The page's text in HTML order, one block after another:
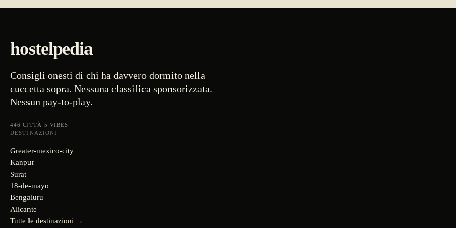
hostelpedia
Consigli onesti di chi ha davvero dormito nella
cuccetta sopra. Nessuna classifica sponsorizzata.
Nessun pay-to-play.
446 CITTÀ ·5 VIBES
DESTINAZIONI
Greater-mexico-city
Kanpur
Surat
18-de-mayo
Bengaluru
Alicante
Tutte le destinazioni →